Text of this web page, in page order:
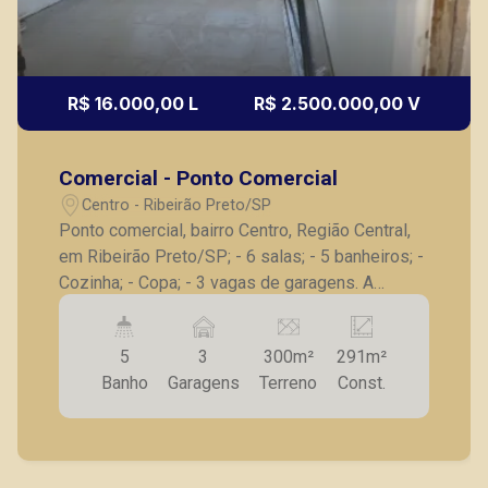
R$ 16.000,00 L R$ 2.500.000,00 V
Comercial - Ponto Comercial
Centro - Ribeirão Preto/SP
Ponto comercial, bairro Centro, Região Central,
em Ribeirão Preto/SP; - 6 salas; - 5 banheiros; -
Cozinha; - Copa; - 3 vagas de garagens. A
Piramid tem como objetivo atender seus
clientes com agilidade e segurança, em locação,
vendas de imóveis prontos, usados ou mesmo
nos principais lançamentos da cidade de
Ribeirão Preto.
5
Banho
3
Garagens
300m²
Terreno
291m²
Const.